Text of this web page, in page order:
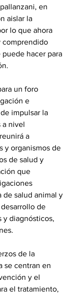
en
aislar la
lo que ahora
comprendido
puede hacer para
un foro
e
impulsar la
a nivel
a
y organismos de
de salud y
que
de salud animal y
de
y diagnósticos,
de la
se centran en
y el
el tratamiento,